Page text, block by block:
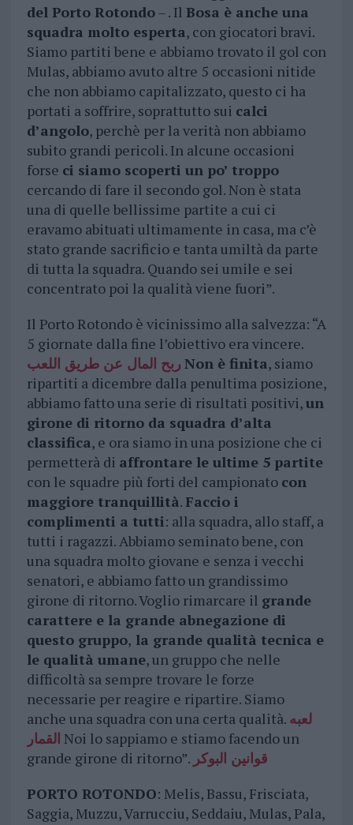
del Porto Rotondo– . Il Bosa è anche una
squadra molto esperta, con giocatori bravi.
Siamo partiti bene e abbiamo trovato il gol con
Mulas, abbiamo avuto altre 5 occasioni nitide
che non abbiamo capitalizzato, questo ci ha
portati a soffrire, soprattutto sui calci
d’angolo, perchè per la verità non abbiamo
subito grandi pericoli. In alcune occasioni
forse ci siamo scoperti un po’ troppo
cercando di fare il secondo gol. Non è stata
una di quelle bellissime partite a cui ci
eravamo abituati ultimamente in casa, ma c’è
stato grande sacrificio e tanta umiltà da parte
di tutta la squadra. Quando sei umile e sei
concentrato poi la qualità viene fuori”.
Il Porto Rotondo è vicinissimo alla salvezza: “A
5 giornate dalla fine l’obiettivo era vincere.
ربح المال عن طريق اللعب Non è finita, siamo
ripartiti a dicembre dalla penultima posizione,
abbiamo fatto una serie di risultati positivi,un
girone di ritorno da squadra d’alta
classifica, e ora siamo in una posizione che ci
permetterà di affrontare le ultime 5 partite
con le squadre più forti del campionato con
maggiore tranquillità. Faccio i
complimenti a tutti: alla squadra, allo staff, a
tutti i ragazzi. Abbiamo seminato bene, con
una squadra molto giovane e senza i vecchi
senatori, e abbiamo fatto un grandissimo
girone di ritorno. Voglio rimarcare il grande
carattere e la grande abnegazione di
questo gruppo, la grande qualità tecnica e
le qualità umane, un gruppo che nelle
difficoltà sa sempre trovare le forze
necessarie per reagire e ripartire. Siamo
anche una squadra con una certa qualità. لعبه
القمار Noi lo sappiamo e stiamo facendo un
grande girone di ritorno”. قوانين البوكر
PORTO ROTONDO: Melis, Bassu, Frisciata,
Saggia, Muzzu, Varrucciu, Seddaiu, Mulas, Pala,